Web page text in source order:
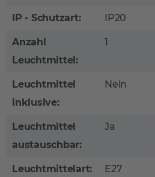
IP - Schutzart: IP20
Anzahl
Leuchtmittel:
1
Leuchtmittel
inklusive:
Nein
Leuchtmittel
austauschbar:
Ja
Leuchtmittelart: E27